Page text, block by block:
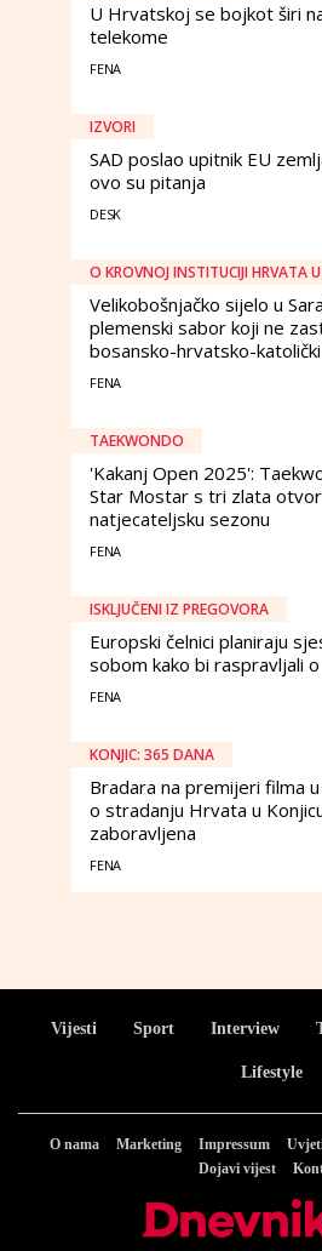
U Hrvatskoj se bojkot širi
telekome
FENA
IZVORI
SAD poslao upitnik EU
ovo su pitanja
DESK
O KROVNOJ INSTITUCIJI HRVATA
Velikobošnjačko sijelo u
plemenski sabor koji ne
bosansko-hrvatsko-
FENA
TAEKWONDO
'Kakanj Open 2025':
Star Mostar s tri zlata
natjecateljsku sezonu
FENA
ISKLJUČENI IZ PREGOVORA
Europski čelnici planiraju
sobom kako bi raspravljali
FENA
KONJIC: 365 DANA
Bradara na premijeri filma
o stradanju Hrvata u
zaboravljena
FENA
Vijesti Sport Interview
Lifestyle
O nama Marketing Impressum
Dojavi vijest